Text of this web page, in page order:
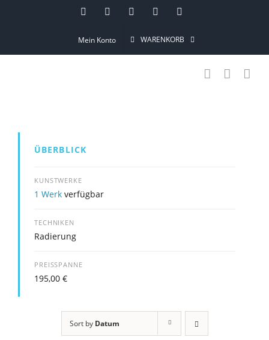
InstagramPinterestFacebookYouTube
Mein Konto WARENKORB
ÜBERBLICK
KUNSTWERKE
1 Werk verfügbar
TECHNIKEN
Radierung
PREISSPANNE
195,00 €
Sort by Datum